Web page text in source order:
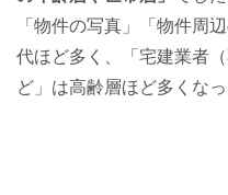
「物件の写真」「物件周
代ほど多く、「宅建業者
ど」は高齢層ほど多くなっ